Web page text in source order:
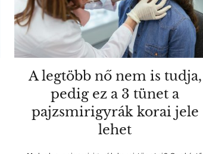
A legtöbb nő nem is tudja,
pedig ez a 3 tünet a
pajzsmirigyrák korai jele
lehet